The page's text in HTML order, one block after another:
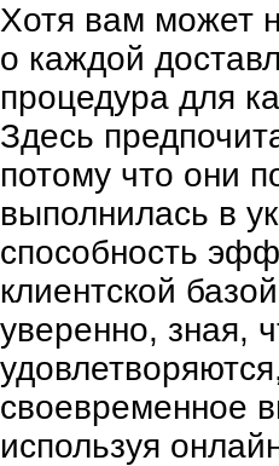
Хотя вам может
о каждой
процедура для
Здесь
потому что они
выполнилась в
способность
клиентской
уверенно, зная,
своевременное
используя